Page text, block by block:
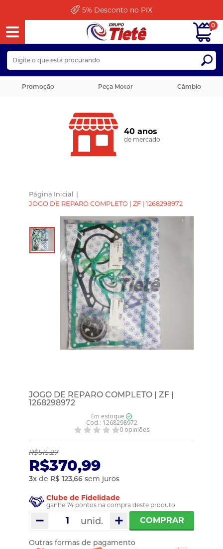
5% Desconto no PIX
Promoção Peça Motor Câmbio
0
40 anos
de mercado
Página Inicial |
JOGO DE REPARO COMPLETO | ZF | 1268298972
JOGO DE REPARO COMPLETO | ZF |
1268298972
Em estoque
Cod.: 1268298972
0 opiniões
R$515,27
R$370,99
3x de R$ 123,66 sem juros
Clube de Fidelidade
ganhe 74 pontos na compra deste produto
unid. COMPRAR
Outras formas de pagamento